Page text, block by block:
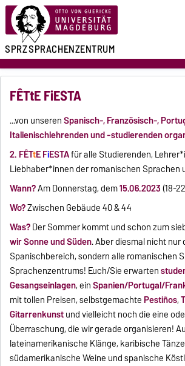
SPRZSPRACHENZENTRUM
FÊTtE FiESTA
...von unserenSpanisch-, Französisch-,
Italienischlehrenden und -studierenden
2. FÊTtE FiESTAfür alle Studierenden,
Liebhaber*innen der romanischen Sprachen
Wann?Am Donnerstag, dem15.06.2023(18-
Wo?Zwischen Gebäude 40 & 44
Was?Der Sommer kommt und schon zum
wir Sonne und Süden. Aber diesmal nicht nur
Spanischbereich, sondern alle romanischen
Sprachenzentrums! Euch/Sie erwarten
Gesangseinlagen, einSpanien/Portugal/
mit tollen Preisen, selbstgemachte Pestiños,
Gitarrenkunstund vielleicht noch die eine
Überraschung, die wir gerade organisieren!
lateinamerikanische Klänge, karibische
südamerikanische Weine und spanische